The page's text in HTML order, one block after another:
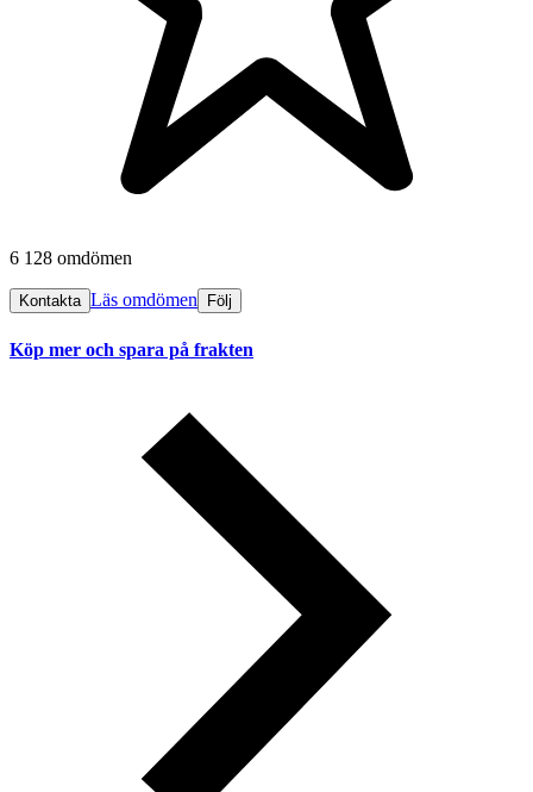
6 128 omdömen
Kontakta Läs omdömen Följ
Köp mer och spara på frakten